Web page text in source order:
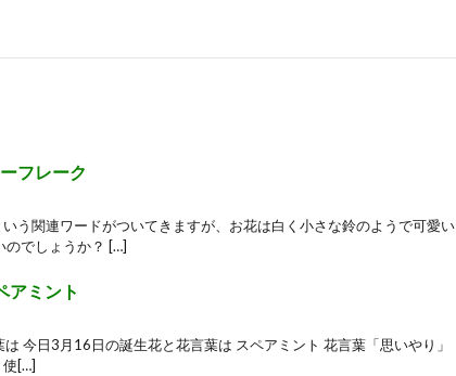
フレーク
う関連ワードがついてきますが、お花は白く小さな鈴のようで可愛い
のでしょうか？ […]
アミント
今日3月16日の誕生花と花言葉は スペアミント 花言葉「思いやり」
使[…]